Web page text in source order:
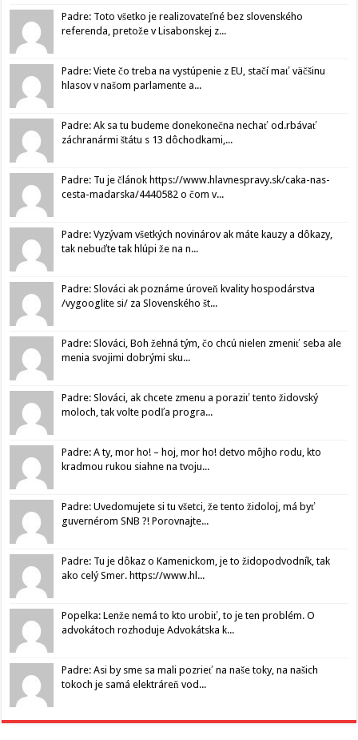
Padre: Toto všetko je realizovateľné bez slovenského
referenda, pretože v Lisabonskej z...
Padre: Viete čo treba na vystúpenie z EU, stačí mať väčšinu
hlasov v našom parlamente a...
Padre: Ak sa tu budeme donekonečna nechať od.rbávať
záchranármi štátu s 13 dôchodkami,...
Padre: Tu je článok https://www.hlavnespravy.sk/caka-nas-
cesta-madarska/4440582 o čom v...
Padre: Vyzývam všetkých novinárov ak máte kauzy a dôkazy,
tak nebuďte tak hlúpi že na n...
Padre: Slováci ak poznáme úroveň kvality hospodárstva
/vygooglite si/ za Slovenského št...
Padre: Slováci, Boh žehná tým, čo chcú nielen zmeniť seba ale
menia svojimi dobrými sku...
Padre: Slováci, ak chcete zmenu a poraziť tento židovský
moloch, tak volte podľa progra...
Padre: A ty, mor ho! – hoj, mor ho! detvo môjho rodu, kto
kradmou rukou siahne na tvoju...
Padre: Uvedomujete si tu všetci, že tento židoloj, má byť
guvernérom SNB ?! Porovnajte...
Padre: Tu je dôkaz o Kamenickom, je to židopodvodník, tak
ako celý Smer. https://www.hl...
Popelka: Lenže nemá to kto urobiť, to je ten problém. O
advokátoch rozhoduje Advokátska k...
Padre: Asi by sme sa mali pozrieť na naše toky, na našich
tokoch je samá elektráreň vod...